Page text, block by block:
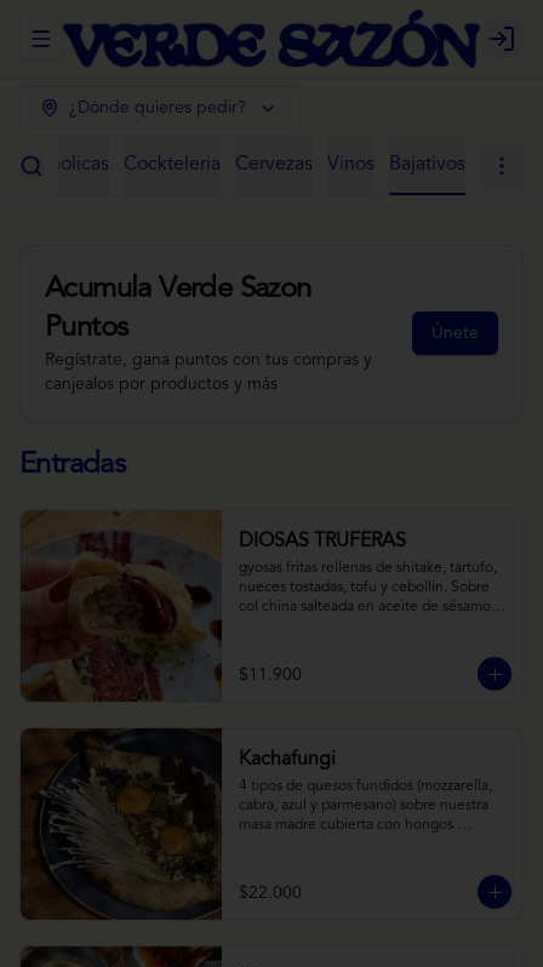
Abrir menu de navegación Login
¿Dónde quieres pedir?
Alcoholicas Cockteleria Cervezas Vinos Bajativos
Acumula Verde Sazon
Puntos
Regístrate, gana puntos con tus compras y
canjealos por productos y más
Únete
Entradas
DIOSAS TRUFERAS
gyosas fritas rellenas de shitake, tartufo,
nueces tostadas, tofu y cebollín. Sobre
col china salteada en aceite de sésamo,
$11.900
Kachafungi
4 tipos de quesos fundidos (mozzarella,
cabra, azul y parmesano) sobre nuestra
masa madre cubierta con hongos
frescas y pequeños toques de
chimichurri.
$22.000